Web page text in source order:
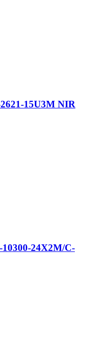
15U3M NIR
24X2M/C-